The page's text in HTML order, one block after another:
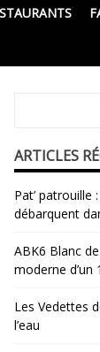
ARTICLES
Pat’
débarquent
ABK6 Blanc
moderne
Les Vedettes
l’eau